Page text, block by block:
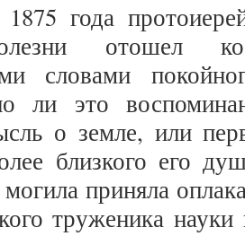
1875 года
отошел
словами
ли это
о земле, или
близкого его
приняла
труженика